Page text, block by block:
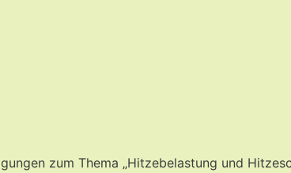
zum Thema „Hitzebelastung und